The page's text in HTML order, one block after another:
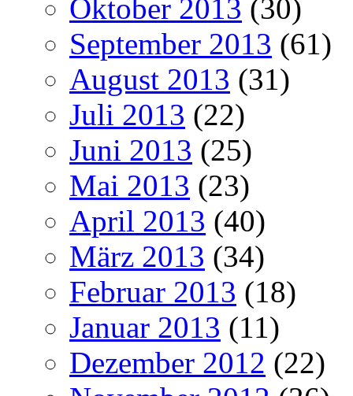
Oktober 2013 (30)
September 2013 (61)
August 2013 (31)
Juli 2013 (22)
Juni 2013 (25)
Mai 2013 (23)
April 2013 (40)
März 2013 (34)
Februar 2013 (18)
Januar 2013 (11)
Dezember 2012 (22)